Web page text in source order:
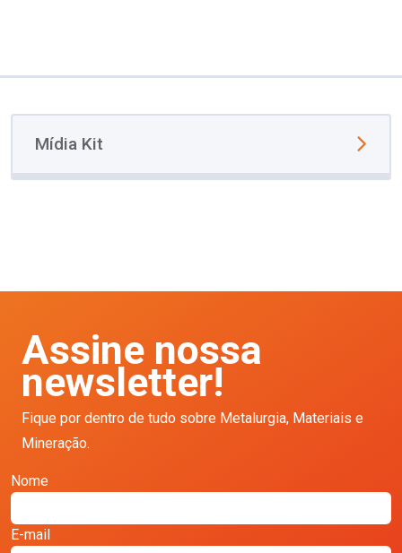
Mídia Kit
Assine nossa
newsletter!
Fique por dentro de tudo sobre Metalurgia, Materiais e
Mineração.
Nome
E-mail